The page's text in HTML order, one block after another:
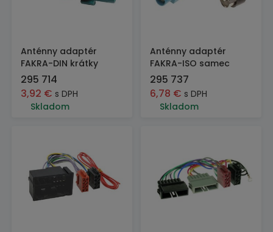
Anténny adaptér
FAKRA-DIN krátky
295 714
3,92 € s DPH
Skladom
Anténny adaptér
FAKRA-ISO samec
295 737
6,78 € s DPH
Skladom